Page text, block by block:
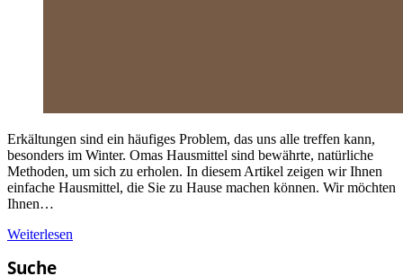
Erkältungen sind ein häufiges Problem, das uns alle treffen kann,
besonders im Winter. Omas Hausmittel sind bewährte, natürliche
Methoden, um sich zu erholen. In diesem Artikel zeigen wir Ihnen
einfache Hausmittel, die Sie zu Hause machen können. Wir möchten
Ihnen…
Weiterlesen
Suche